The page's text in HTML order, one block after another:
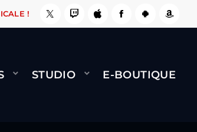
NAMI BERNARD MINET - FLY
!
STUDIO E-BOUTIQUE